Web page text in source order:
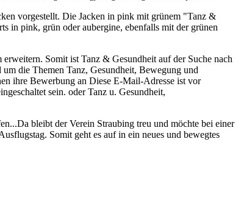
vorgestellt. Die Jacken in pink mit grünem "Tanz &
in pink, grün oder aubergine, ebenfalls mit der grünen
Somit ist Tanz & Gesundheit auf der Suche nach
die Themen Tanz, Gesundheit, Bewegung und
ihre Bewerbung an Diese E-Mail-Adresse ist vor
sein. oder Tanz u. Gesundheit,
bleibt der Verein Straubing treu und möchte bei einer
Somit geht es auf in ein neues und bewegtes